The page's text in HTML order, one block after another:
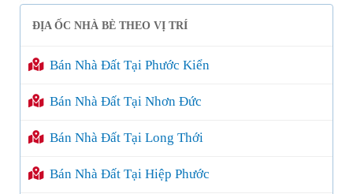
ĐỊA ỐC NHÀ BÈ THEO VỊ TRÍ
Bán Nhà Đất Tại Phước Kiển
Bán Nhà Đất Tại Nhơn Đức
Bán Nhà Đất Tại Long Thới
Bán Nhà Đất Tại Hiệp Phước